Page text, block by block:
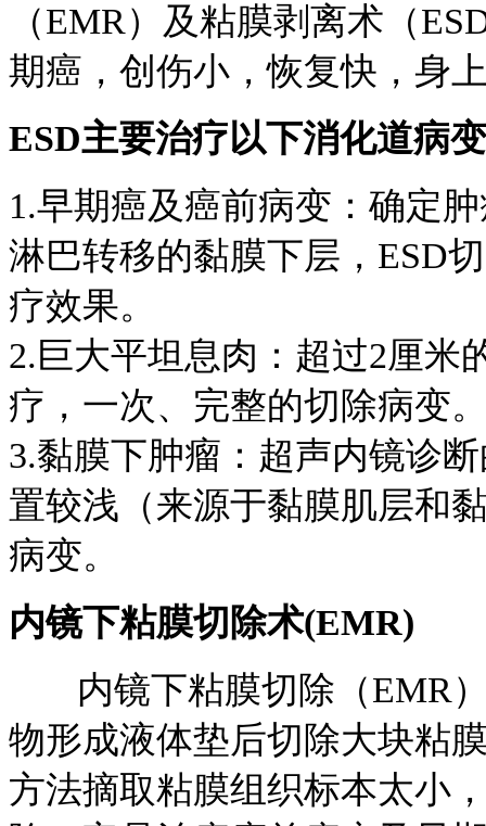
（EMR）及粘膜剥离术（
期癌，创伤小，恢复快，身
ESD主要治疗以下消化道病变
1.早期癌及癌前病变：确定
淋巴转移的黏膜下层，ESD
疗效果。
2.巨大平坦息肉：超过2厘米
疗，一次、完整的切除病变
3.黏膜下肿瘤：超声内镜诊
置较浅（来源于黏膜肌层和
病变。
内镜下粘膜切除术(EMR)
内镜下粘膜切除（EMR）
物形成液体垫后切除大块粘
方法摘取粘膜组织标本太小